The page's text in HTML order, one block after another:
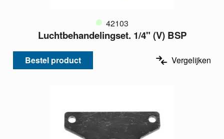
42103
Luchtbehandelingset. 1/4" (V) BSP
Bestel product Vergelijken